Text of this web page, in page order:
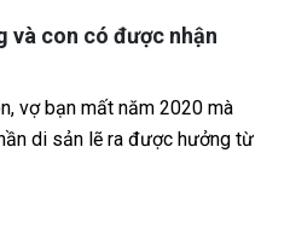
con đã cho làm con nuôi
Năm 2016, sau khi vợ mất
vào hoàn cảnh kinh tế khó khăn,